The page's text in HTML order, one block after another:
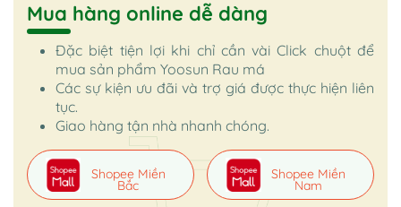
Mua hàng online dễ dàng
Đặc biệt tiện lợi khi chỉ cần vài Click chuột để
mua sản phẩm Yoosun Rau má
Các sự kiện ưu đãi và trợ giá được thực hiện liên
tục.
Giao hàng tận nhà nhanh chóng.
Shopee Miền
Bắc
Shopee Miền
Nam